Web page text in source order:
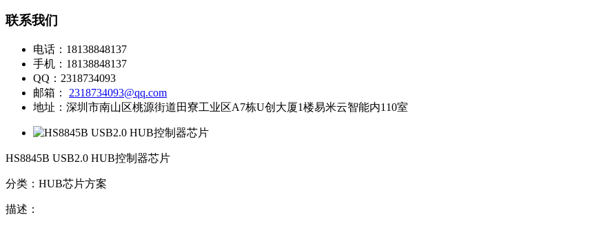
联系我们
电话： 18138848137
手机： 18138848137
QQ： 2318734093
邮箱：
2318734093@qq.com
地址： 深圳市南山区桃源街道田寮工业区A7栋U创大厦1楼易米云智能内110室
HS8845B USB2.0 HUB控制器芯片
分类：HUB芯片方案
描述：